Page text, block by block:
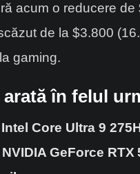
acum o reducere de
de la $3.800
gaming.
în felul
Core Ultra 9
GeForce RTX